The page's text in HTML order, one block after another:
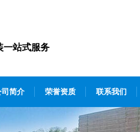
一站式服务
司简介 荣誉资质 联系我们